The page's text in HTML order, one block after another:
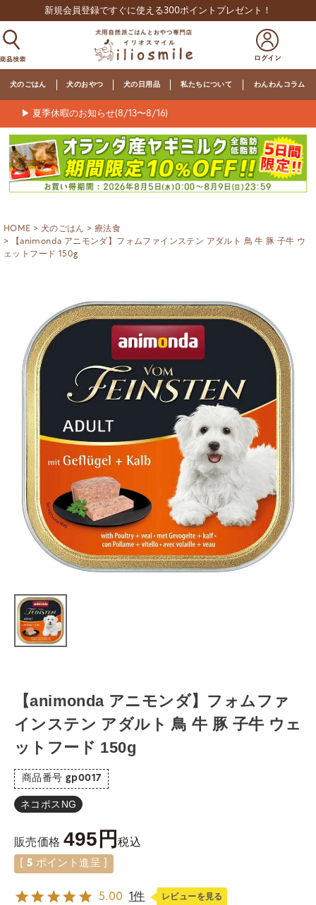
新規会員登録ですぐに使える300ポイントプレゼント！
犬のごはん 犬のおやつ 犬の日用品 私たちについて わんわんコラム
▶ 夏季休暇のお知らせ(8/13〜8/16)
HOME 犬のごはん
療法食
【animonda アニモンダ】フォムファインステン アダルト 鳥 牛 豚 子牛 ウ
ェットフード 150g
【animonda アニモンダ】フォムファ
インステン アダルト 鳥 牛 豚 子牛 ウェ
ットフード 150g
商品番号 gp0017
ネコポスNG
販売価格 495 税込
5 ポイント進呈 ]
5.00 1件 レビューを見る